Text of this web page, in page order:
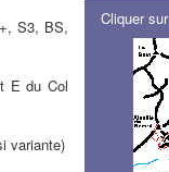
Cliquer
S3, BS,
E du Col
variante)